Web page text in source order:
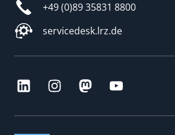
+49 (0)89 35831 8800
servicedesk.lrz.de